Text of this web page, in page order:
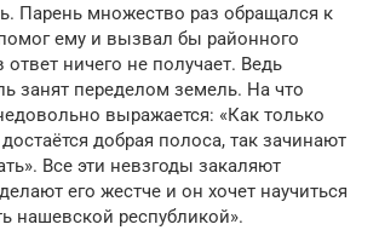
Парень множество раз обращался к
ему и вызвал бы районного
ответ ничего не получает. Ведь
занят переделом земель. На что
выражается: «Как только
добрая полоса, так зачинают
Все эти невзгоды закаляют
его жестче и он хочет научиться
нашевской республикой».